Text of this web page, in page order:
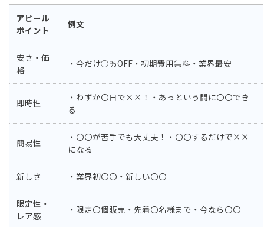
アピール
ポイント
例文
安さ・価
格
・今だけ○％OFF・初期費用無料・業界最安
即時性
・わずか〇日で××！・あっという間に〇〇でき
る
簡易性
・〇〇が苦手でも大丈夫！・〇〇するだけで××
になる
新しさ ・業界初〇〇・新しい〇〇
限定性・
レア感
・限定〇個販売・先着〇名様まで・今なら〇〇